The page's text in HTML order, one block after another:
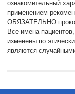
ознакомительный
применением
ОБЯЗАТЕЛЬНО
Все имена
изменены по
являются